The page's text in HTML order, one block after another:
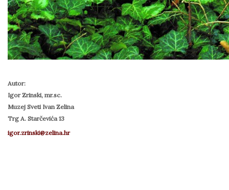
Autor:
Igor Zrinski, mr.sc.
Muzej Sveti Ivan Zelina
Trg A. Starčevića 13
igor.zrinski@zelina.hr